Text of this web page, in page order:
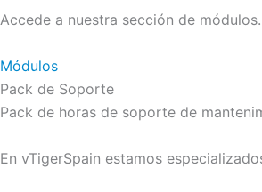
Accede a nuestra sección de módulos.
Módulos
Pack de Soporte
Pack de horas de soporte de
En vTigerSpain estamos